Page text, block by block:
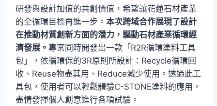
研發與設計加值的共創價值，希望讓花蓮石材產業
的全循環目標再進一步。 本次跨域合作展現了設計
在推動材質創新方面的潛力，驅動石材產業循環經
濟發展。 專案同時開發出一款「R2R循環塗料工具
包」，依循環保的3R原則所設計：Recycle循環回
收、Reuse物盡其用、Reduce減少使用。透過此工
具包，使用者可以輕鬆體驗C-STONE塗料的應用，
盡情發揮個人創意進行各項試驗。